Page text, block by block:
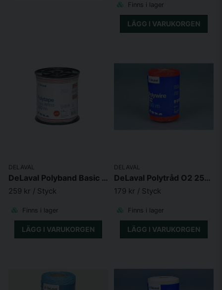
Finns i lager
LÄGG I VARUKORGEN
DELAVAL
DeLaval Polyband Basic WR10 300m
259 kr / Styck
Finns i lager
LÄGG I VARUKORGEN
DELAVAL
DeLaval Polytråd O2 250 Orange (Orange)
179 kr / Styck
Finns i lager
LÄGG I VARUKORGEN